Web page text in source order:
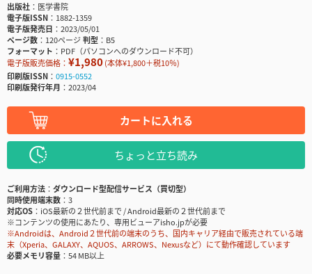
出版社
医学書院
電子版ISSN
1882-1359
電子版発売日
2023/05/01
ページ数
120ページ判型
B5
フォーマット
PDF（パソコンへのダウンロード不可）
電子版販売価格： ¥1,980(本体¥1,800＋税10％)
印刷版ISSN
0915-0552
印刷版発行年月
2023/04
カートに入れる
ちょっと立ち読み
ご利用方法
ダウンロード型配信サービス（買切型）
同時使用端末数
3
対応OS
iOS最新の２世代前まで / Android最新の２世代前まで
※コンテンツの使用にあたり、専用ビューアisho.jpが必要
※Androidは、Android２世代前の端末のうち、国内キャリア経由で販売されている端
末（Xperia、GALAXY、AQUOS、ARROWS、Nexusなど）にて動作確認しています
必要メモリ容量
54 MB以上